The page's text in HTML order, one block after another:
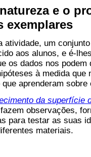
e o
exemplares
um
aos alunos, e é-
os dados nos podem
à medida que
aprenderam
da superfície
observações,
para testar as suas
materiais.